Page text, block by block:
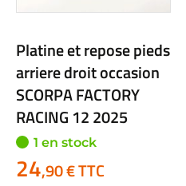
Platine et repose pieds
arriere droit occasion
SCORPA FACTORY
RACING 12 2025
1 en stock
24,90 € TTC